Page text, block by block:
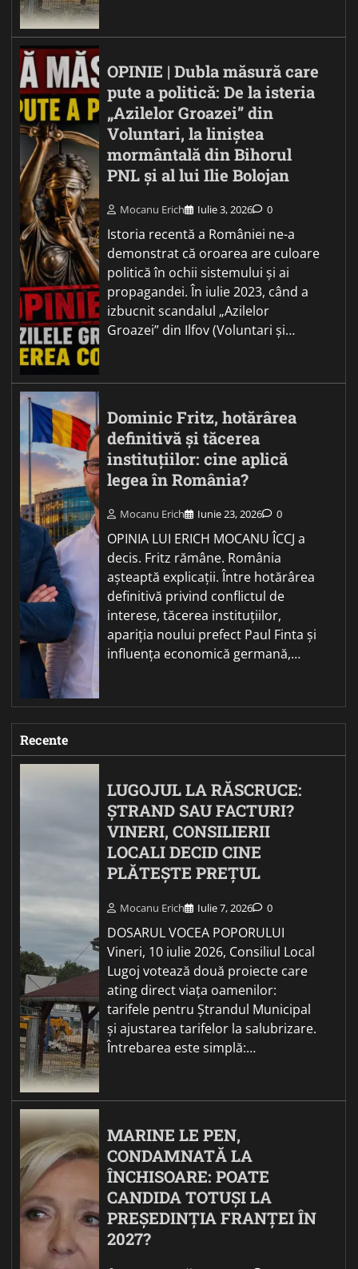
OPINIE | Dubla măsură care
pute a politică: De la isteria
„Azilelor Groazei” din
Voluntari, la liniștea
mormântală din Bihorul
PNL și al lui Ilie Bolojan
Mocanu Erich Iulie 3, 2026 0
Istoria recentă a României ne-a
demonstrat că oroarea are culoare
politică în ochii sistemului și ai
propagandei. În iulie 2023, când a
izbucnit scandalul „Azilelor
Groazei” din Ilfov (Voluntari și…
Dominic Fritz, hotărârea
definitivă și tăcerea
instituțiilor: cine aplică
legea în România?
Mocanu Erich Iunie 23, 2026 0
OPINIA LUI ERICH MOCANU ÎCCJ a
decis. Fritz rămâne. România
așteaptă explicații. Între hotărârea
definitivă privind conflictul de
interese, tăcerea instituțiilor,
apariția noului prefect Paul Finta și
influența economică germană,…
Recente
LUGOJUL LA RĂSCRUCE:
ȘTRAND SAU FACTURI?
VINERI, CONSILIERII
LOCALI DECID CINE
PLĂTEȘTE PREȚUL
Mocanu Erich Iulie 7, 2026 0
DOSARUL VOCEA POPORULUI
Vineri, 10 iulie 2026, Consiliul Local
Lugoj votează două proiecte care
ating direct viața oamenilor:
tarifele pentru Ștrandul Municipal
și ajustarea tarifelor la salubrizare.
Întrebarea este simplă:…
MARINE LE PEN,
CONDAMNATĂ LA
ÎNCHISOARE: POATE
CANDIDA TOTUȘI LA
PREȘEDINȚIA FRANȚEI ÎN
2027?